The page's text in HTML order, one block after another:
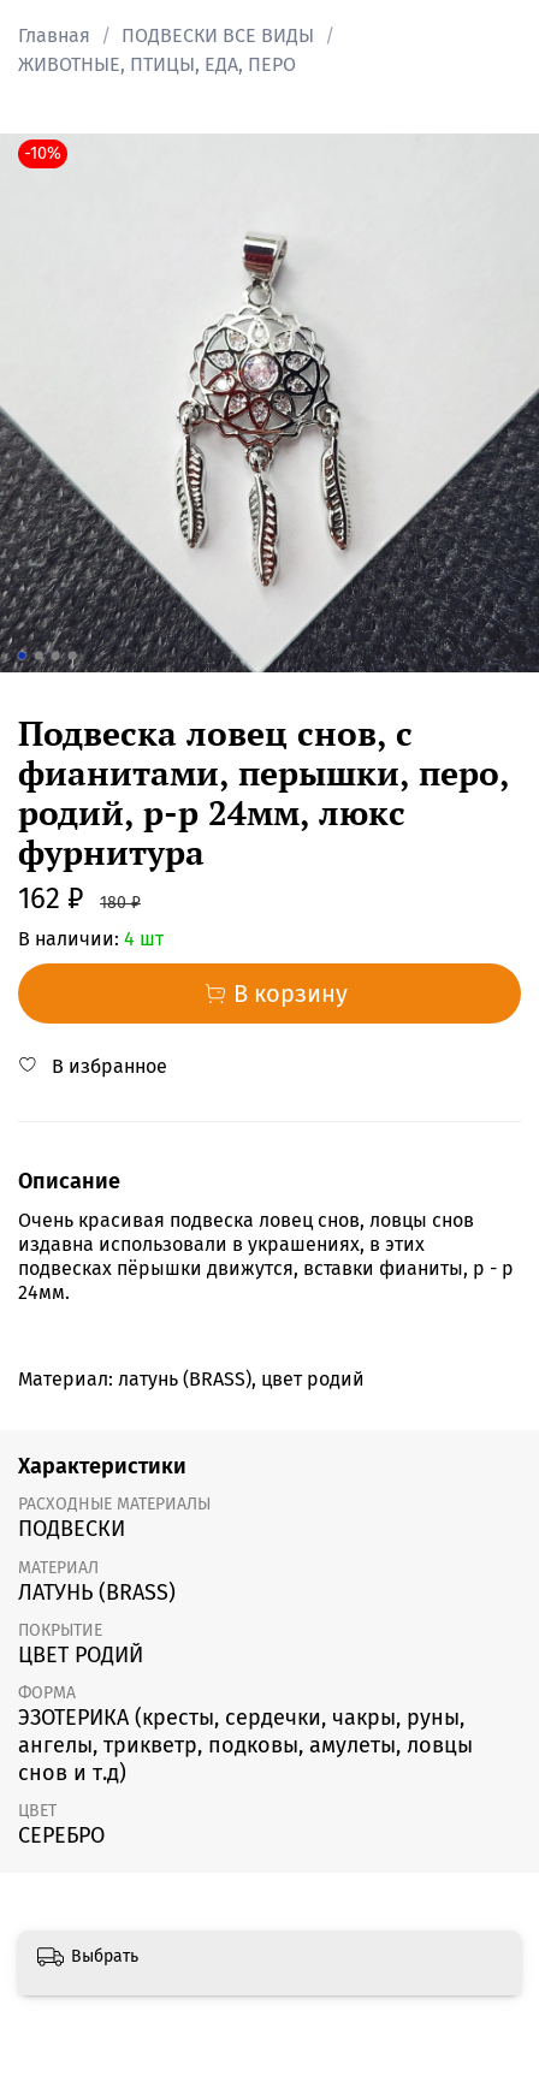
Главная
ПОДВЕСКИ ВСЕ ВИДЫ
ЖИВОТНЫЕ, ПТИЦЫ, ЕДА, ПЕРО
-10%
Подвеска ловец снов, с
фианитами, перышки, перо,
родий, р-р 24мм, люкс
фурнитура
162 ₽ 180 ₽
В наличии: 4 шт
В корзину
В избранное
Описание
Очень красивая подвеска ловец снов, ловцы снов
издавна использовали в украшениях, в этих
подвесках пёрышки движутся, вставки фианиты, р - р
24мм.
Материал: латунь (BRASS), цвет родий
Характеристики
РАСХОДНЫЕ МАТЕРИАЛЫ
ПОДВЕСКИ
МАТЕРИАЛ
ЛАТУНЬ (BRASS)
ПОКРЫТИЕ
ЦВЕТ РОДИЙ
ФОРМА
ЭЗОТЕРИКА (кресты, сердечки, чакры, руны,
ангелы, трикветр, подковы, амулеты, ловцы
снов и т.д)
ЦВЕТ
СЕРЕБРО
Выбрать